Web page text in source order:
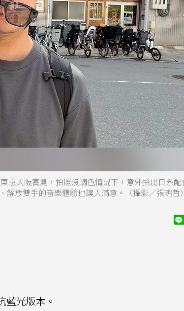
京大阪實測，拍照沒調色情況下，意外拍出日系
解放雙手的音樂體驗也讓人滿意。（攝影／張明哲
藍光版本。